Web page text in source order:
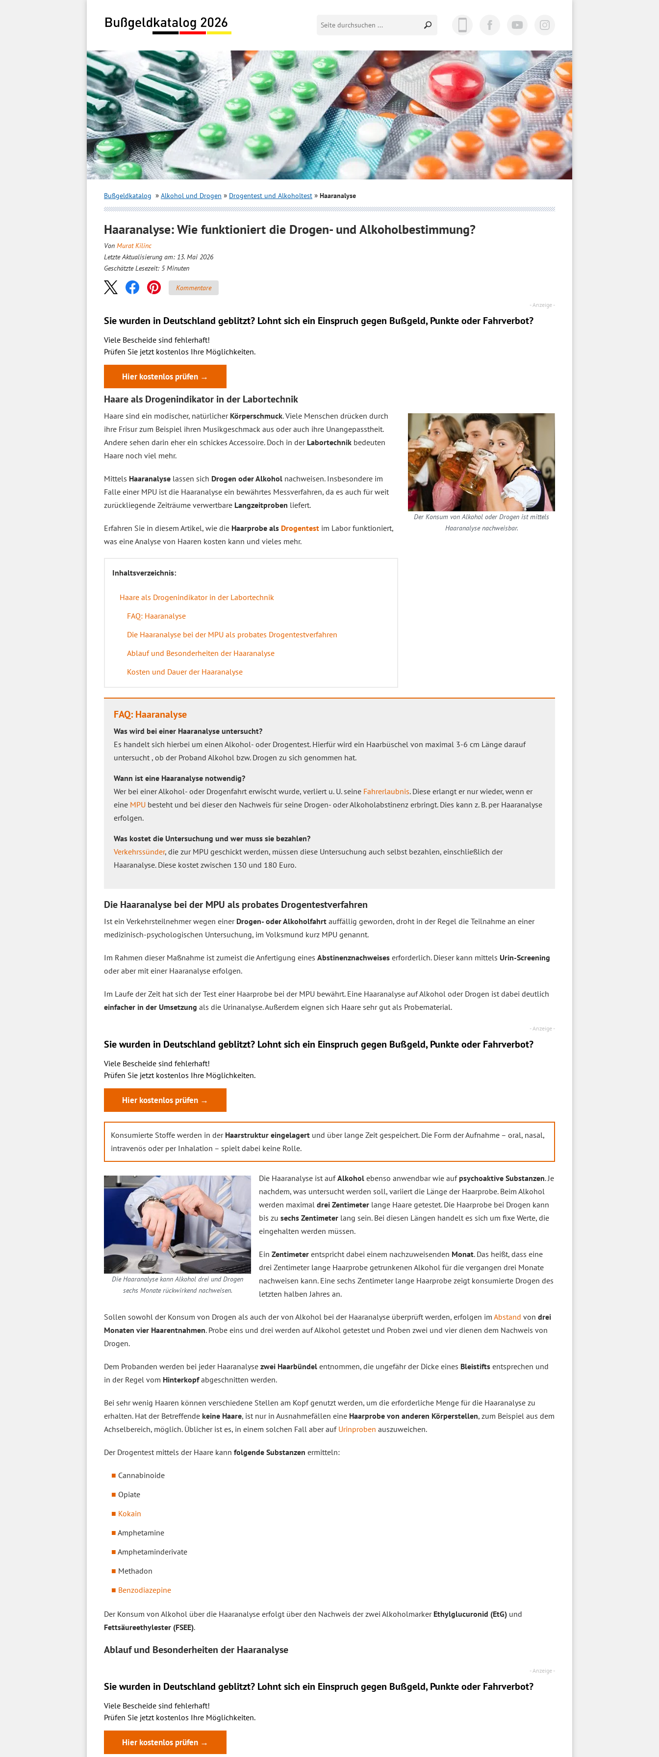
Bußgeldkatalog Alkohol und Drogen Drogentest und Alkoholtest Haaranalyse
Haaranalyse: Wie funktioniert die Drogen- und Alkoholbestimmung?
Von Murat Kilinc
Letzte Aktualisierung am: 13. Mai 2026
Geschätzte Lesezeit: 5 Minuten
Kommentare
Sie wurden in Deutschland geblitzt? Lohnt sich ein Einspruch gegen Bußgeld, Punkte oder Fahrverbot?
Viele Bescheide sind fehlerhaft!
Prüfen Sie jetzt kostenlos Ihre Möglichkeiten.
Hier kostenlos prüfen →
Haare als Drogenindikator in der Labortechnik
Der Konsum von Alkohol oder Drogen ist mittels
Haaranalyse nachweisbar.
Haare sind ein modischer, natürlicher Körperschmuck. Viele Menschen drücken durch
ihre Frisur zum Beispiel ihren Musikgeschmack aus oder auch ihre Unangepasstheit.
Andere sehen darin eher ein schickes Accessoire. Doch in der Labortechnik bedeuten
Haare noch viel mehr.
Mittels Haaranalyse lassen sich Drogen oder Alkohol nachweisen. Insbesondere im
Falle einer MPU ist die Haaranalyse ein bewährtes Messverfahren, da es auch für weit
zurückliegende Zeiträume verwertbare Langzeitproben liefert.
Erfahren Sie in diesem Artikel, wie die Haarprobe als Drogentest im Labor funktioniert,
was eine Analyse von Haaren kosten kann und vieles mehr.
Inhaltsverzeichnis:
Haare als Drogenindikator in der Labortechnik
FAQ: Haaranalyse
Die Haaranalyse bei der MPU als probates Drogentestverfahren
Ablauf und Besonderheiten der Haaranalyse
Kosten und Dauer der Haaranalyse
FAQ: Haaranalyse
Was wird bei einer Haaranalyse untersucht?
Es handelt sich hierbei um einen Alkohol- oder Drogentest. Hierfür wird ein Haarbüschel von maximal 3-6 cm Länge darauf
untersucht , ob der Proband Alkohol bzw. Drogen zu sich genommen hat.
Wann ist eine Haaranalyse notwendig?
Wer bei einer Alkohol- oder Drogenfahrt erwischt wurde, verliert u. U. seine Fahrerlaubnis. Diese erlangt er nur wieder, wenn er
eine MPU besteht und bei dieser den Nachweis für seine Drogen- oder Alkoholabstinenz erbringt. Dies kann z. B. per Haaranalyse
erfolgen.
Was kostet die Untersuchung und wer muss sie bezahlen?
Verkehrssünder, die zur MPU geschickt werden, müssen diese Untersuchung auch selbst bezahlen, einschließlich der
Haaranalyse. Diese kostet zwischen 130 und 180 Euro.
Die Haaranalyse bei der MPU als probates Drogentestverfahren
Ist ein Verkehrsteilnehmer wegen einer Drogen- oder Alkoholfahrt auffällig geworden, droht in der Regel die Teilnahme an einer
medizinisch-psychologischen Untersuchung, im Volksmund kurz MPU genannt.
Im Rahmen dieser Maßnahme ist zumeist die Anfertigung eines Abstinenznachweises erforderlich. Dieser kann mittels Urin-Screening
oder aber mit einer Haaranalyse erfolgen.
Im Laufe der Zeit hat sich der Test einer Haarprobe bei der MPU bewährt. Eine Haaranalyse auf Alkohol oder Drogen ist dabei deutlich
einfacher in der Umsetzung als die Urinanalyse. Außerdem eignen sich Haare sehr gut als Probematerial.
Sie wurden in Deutschland geblitzt? Lohnt sich ein Einspruch gegen Bußgeld, Punkte oder Fahrverbot?
Viele Bescheide sind fehlerhaft!
Prüfen Sie jetzt kostenlos Ihre Möglichkeiten.
Hier kostenlos prüfen →
Konsumierte Stoffe werden in der Haarstruktur eingelagert und über lange Zeit gespeichert. Die Form der Aufnahme – oral, nasal,
intravenös oder per Inhalation – spielt dabei keine Rolle.
Die Haaranalyse kann Alkohol drei und Drogen
sechs Monate rückwirkend nachweisen.
Die Haaranalyse ist aufAlkohol ebenso anwendbar wie auf psychoaktive Substanzen. Je
nachdem, was untersucht werden soll, variiert die Länge der Haarprobe. Beim Alkohol
werden maximal drei Zentimeter lange Haare getestet. Die Haarprobe bei Drogen kann
bis zu sechs Zentimeter lang sein. Bei diesen Längen handelt es sich um fixe Werte, die
eingehalten werden müssen.
Ein Zentimeter entspricht dabei einem nachzuweisenden Monat. Das heißt, dass eine
drei Zentimeter lange Haarprobe getrunkenen Alkohol für die vergangen drei Monate
nachweisen kann. Eine sechs Zentimeter lange Haarprobe zeigt konsumierte Drogen des
letzten halben Jahres an.
Sollen sowohl der Konsum von Drogen als auch der von Alkohol bei der Haaranalyse überprüft werden, erfolgen im Abstand von drei
Monaten vier Haarentnahmen. Probe eins und drei werden auf Alkohol getestet und Proben zwei und vier dienen dem Nachweis von
Drogen.
Dem Probanden werden bei jeder Haaranalyse zwei Haarbündel entnommen, die ungefähr der Dicke eines Bleistifts entsprechen und
in der Regel vom Hinterkopfabgeschnitten werden.
Bei sehr wenig Haaren können verschiedene Stellen am Kopf genutzt werden, um die erforderliche Menge für die Haaranalyse zu
erhalten. Hat der Betreffende keine Haare, ist nur in Ausnahmefällen eine Haarprobe von anderen Körperstellen, zum Beispiel aus dem
Achselbereich, möglich. Üblicher ist es, in einem solchen Fall aber auf Urinproben auszuweichen.
Der Drogentest mittels der Haare kann folgende Substanzen ermitteln:
Cannabinoide
Opiate
Kokain
Amphetamine
Amphetaminderivate
Methadon
Benzodiazepine
Der Konsum von Alkohol über die Haaranalyse erfolgt über den Nachweis der zwei Alkoholmarker Ethylglucuronid (EtG) und
Fettsäureethylester (FSEE).
Ablauf und Besonderheiten der Haaranalyse
Sie wurden in Deutschland geblitzt? Lohnt sich ein Einspruch gegen Bußgeld, Punkte oder Fahrverbot?
Viele Bescheide sind fehlerhaft!
Prüfen Sie jetzt kostenlos Ihre Möglichkeiten.
Hier kostenlos prüfen →